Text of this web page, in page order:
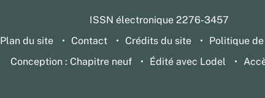
ISSN électronique 2276-3457
Plan du site
Contact Crédits du site
Politique
Conception : Chapitre neuf
Édité avec Lodel